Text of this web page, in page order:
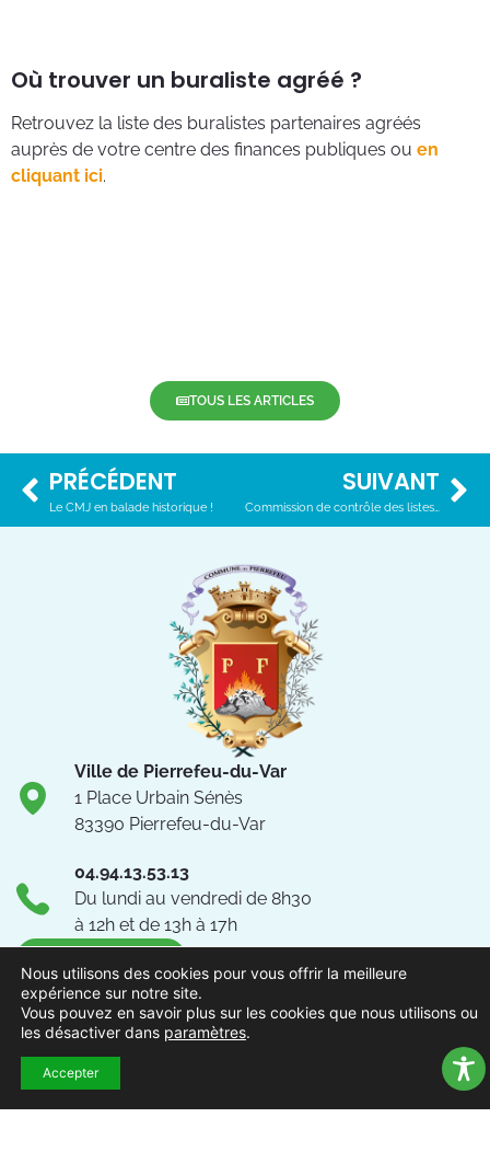
Où trouver un buraliste agréé ?
Retrouvez la liste des buralistes partenaires agréés
auprès de votre centre des finances publiques ou en
cliquant ici.
TOUS LES ARTICLES
PRÉCÉDENT
Le CMJ en balade historique !
SUIVANT
Commission de contrôle des listes électorales
Ville de Pierrefeu-du-Var
1 Place Urbain Sénès
83390 Pierrefeu-du-Var
04.94.13.53.13
Du lundi au vendredi de 8h30
à 12h et de 13h à 17h
Suivez-nous !
Nous utilisons des cookies pour vous offrir la meilleure
expérience sur notre site.
Vous pouvez en savoir plus sur les cookies que nous utilisons ou
les désactiver dans paramètres.
Accepter